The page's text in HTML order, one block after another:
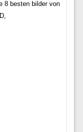
8 besten bilder von